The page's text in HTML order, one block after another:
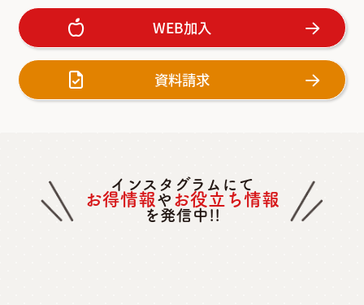
WEB加入
資料請求
インスタグラムにて
お得情報 や お役立ち情報
を発信中!!